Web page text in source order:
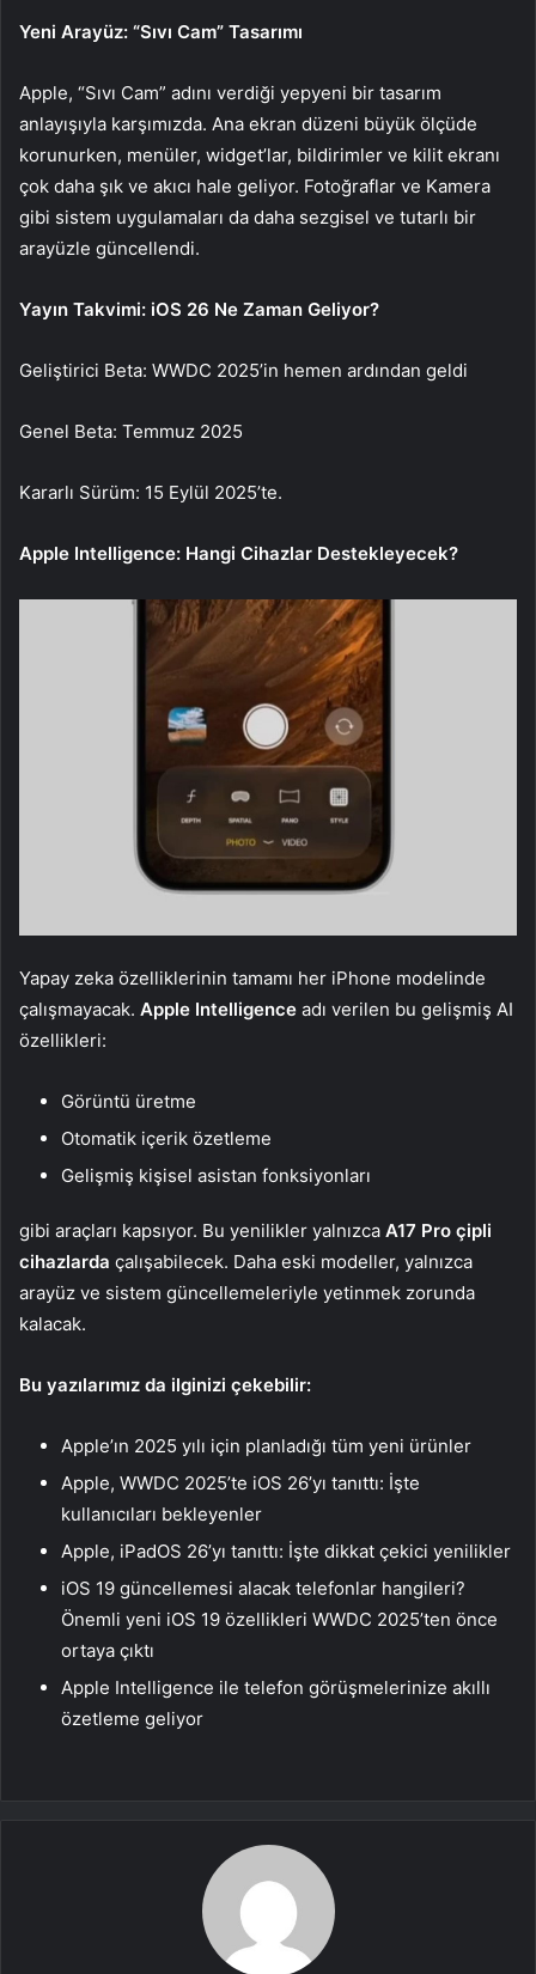
Yeni Arayüz: “Sıvı Cam” Tasarımı
Apple, “Sıvı Cam” adını verdiği yepyeni bir tasarım
anlayışıyla karşımızda. Ana ekran düzeni büyük ölçüde
korunurken, menüler, widget’lar, bildirimler ve kilit ekranı
çok daha şık ve akıcı hale geliyor. Fotoğraflar ve Kamera
gibi sistem uygulamaları da daha sezgisel ve tutarlı bir
arayüzle güncellendi.
Yayın Takvimi: iOS 26 Ne Zaman Geliyor?
Geliştirici Beta: WWDC 2025’in hemen ardından geldi
Genel Beta: Temmuz 2025
Kararlı Sürüm: 15 Eylül 2025’te.
Apple Intelligence: Hangi Cihazlar Destekleyecek?
Yapay zeka özelliklerinin tamamı her iPhone modelinde
çalışmayacak. Apple Intelligence adı verilen bu gelişmiş AI
özellikleri:
Görüntü üretme
Otomatik içerik özetleme
Gelişmiş kişisel asistan fonksiyonları
gibi araçları kapsıyor. Bu yenilikler yalnızca A17 Pro çipli
cihazlarda çalışabilecek. Daha eski modeller, yalnızca
arayüz ve sistem güncellemeleriyle yetinmek zorunda
kalacak.
Bu yazılarımız da ilginizi çekebilir:
Apple’ın 2025 yılı için planladığı tüm yeni ürünler
Apple, WWDC 2025’te iOS 26’yı tanıttı: İşte
kullanıcıları bekleyenler
Apple, iPadOS 26’yı tanıttı: İşte dikkat çekici yenilikler
iOS 19 güncellemesi alacak telefonlar hangileri?
Önemli yeni iOS 19 özellikleri WWDC 2025’ten önce
ortaya çıktı
Apple Intelligence ile telefon görüşmelerinize akıllı
özetleme geliyor